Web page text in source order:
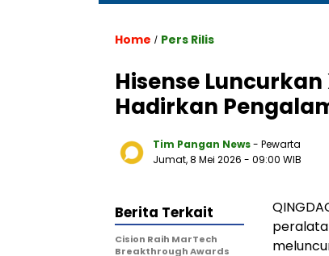
Home / Pers Rilis
Hisense
Hadirkan
Tim Pangan News- Pewarta
Jumat, 8 Mei 2026 - 09:00 WIB
Berita Terkait
Cision Raih MarTech
Breakthrough Awards